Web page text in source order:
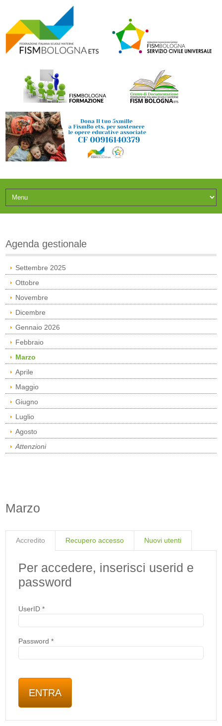
Agenda gestionale
Settembre 2025
Ottobre
Novembre
Dicembre
Gennaio 2026
Febbraio
Marzo
Aprile
Maggio
Giugno
Luglio
Agosto
Attenzioni
Marzo
Accredito Recupero accesso Nuovi utenti
Per accedere, inserisci userid e
password
UserID*
Password*